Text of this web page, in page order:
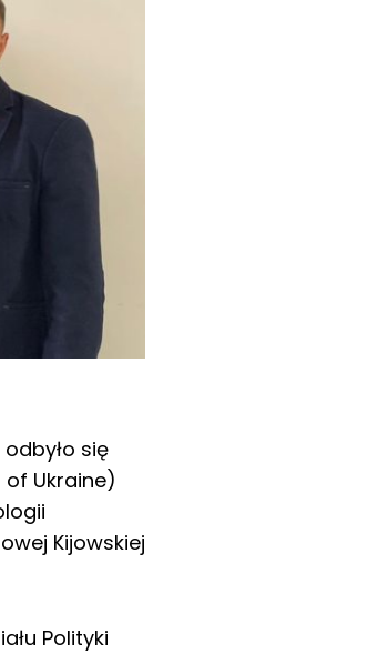
się
Ukraine)
Kijowskiej
Polityki